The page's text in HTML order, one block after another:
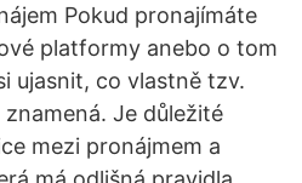
Pokud pronajímáte
platformy anebo o tom
ujasnit, co vlastně tzv.
Je důležité
mezi pronájmem a